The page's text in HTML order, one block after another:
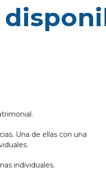
Una de ellas con una
individuales.